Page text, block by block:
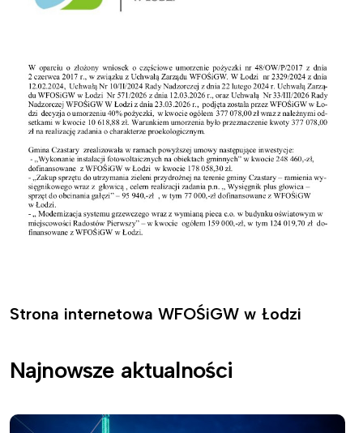
Strona internetowa WFOŚiGW w Łodzi
Najnowsze aktualności